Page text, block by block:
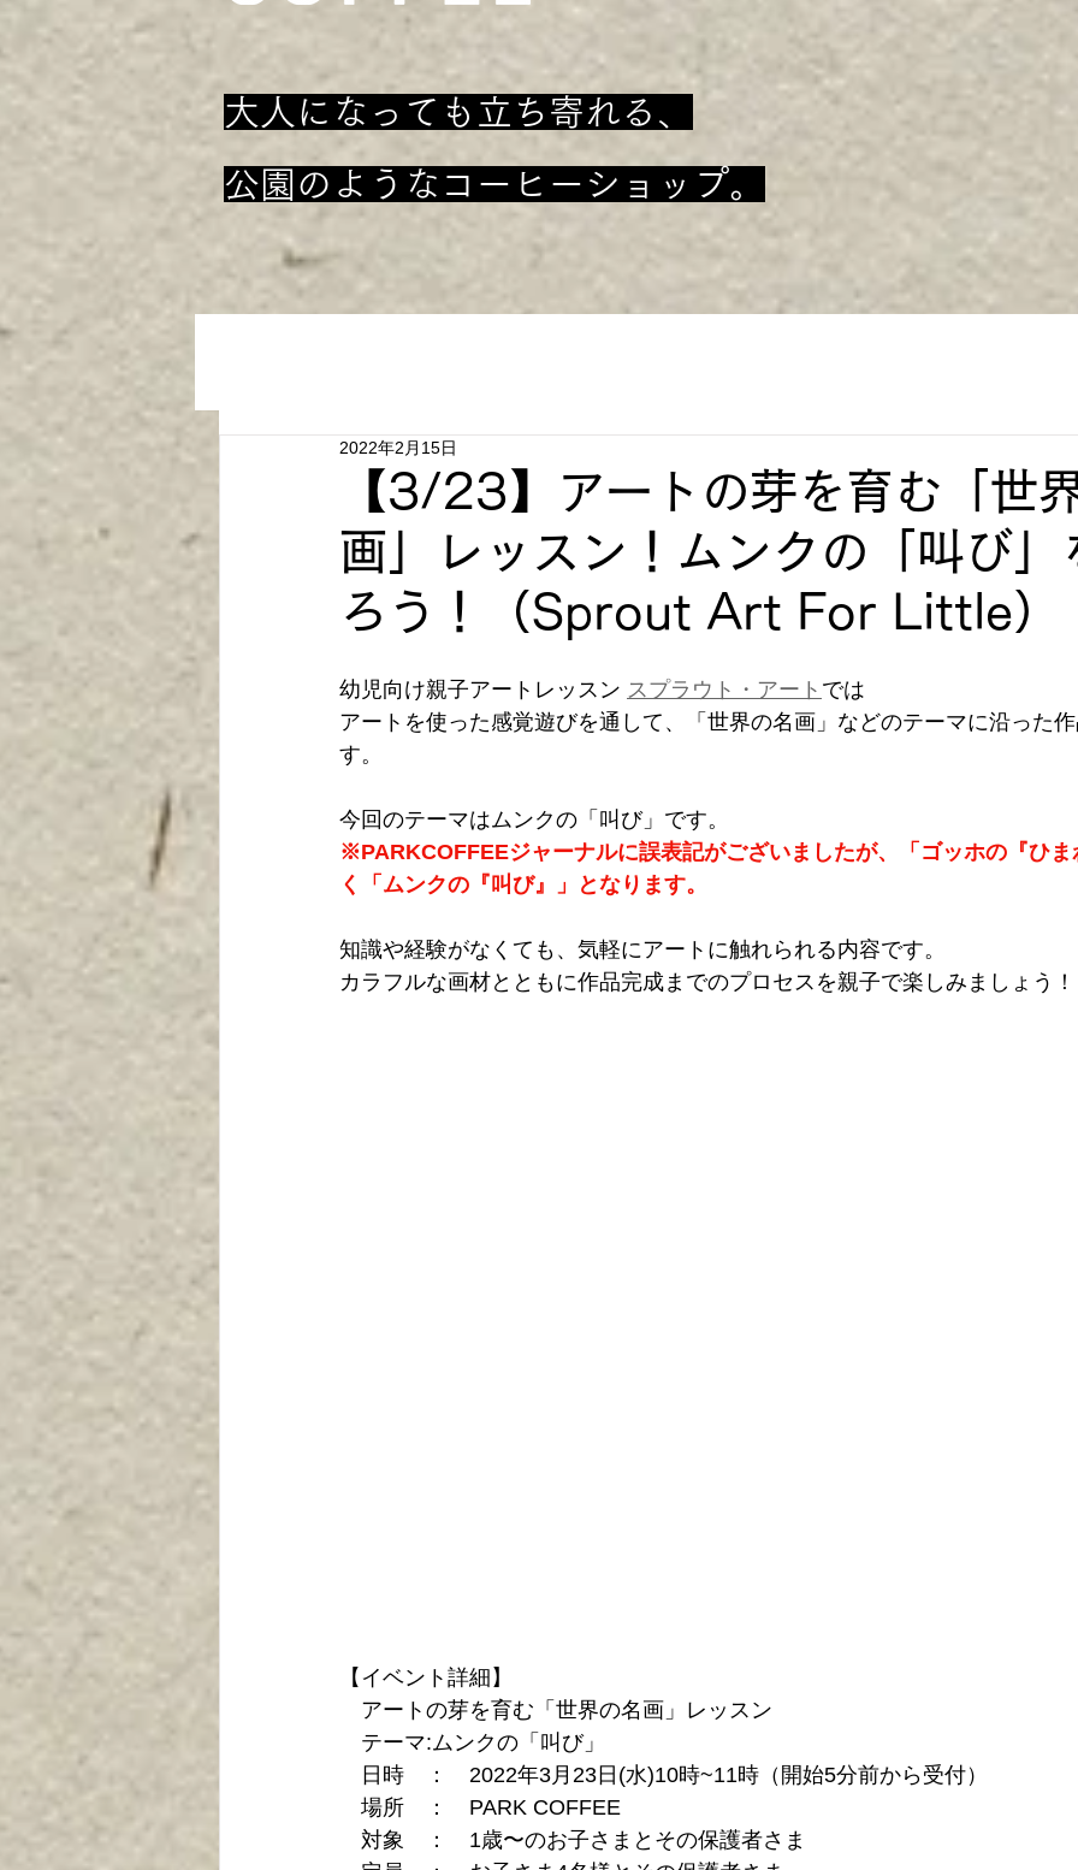
大人になっても立ち寄れる、
​公園のようなコーヒーショップ。
【3/23】アートの芽を育む「世
画」レッスン！ムンクの「叫び」
ろう！（Sprout Art For Little）
2022年2月15日
幼児向け親子アートレッスン スプラウト・アート では
アートを使った感覚遊びを通して、「世界の名画」などのテーマに沿った
す。
今回のテーマはムンクの「叫び」です。
※PARKCOFFEEジャーナルに誤表記がございましたが、「ゴッホの『ひま
く「ムンクの『叫び』」となります。
知識や経験がなくても、気軽にアートに触れられる内容です。
カラフルな画材とともに作品完成までのプロセスを親子で楽しみましょう！
【イベント詳細】
アートの芽を育む「世界の名画」レッスン
テーマ:ムンクの「叫び」
日時　：　2022年3月23日(水)10時~11時（開始5分前から受付）
場所　：　PARK COFFEE
対象　：　1歳〜のお子さまとその保護者さま